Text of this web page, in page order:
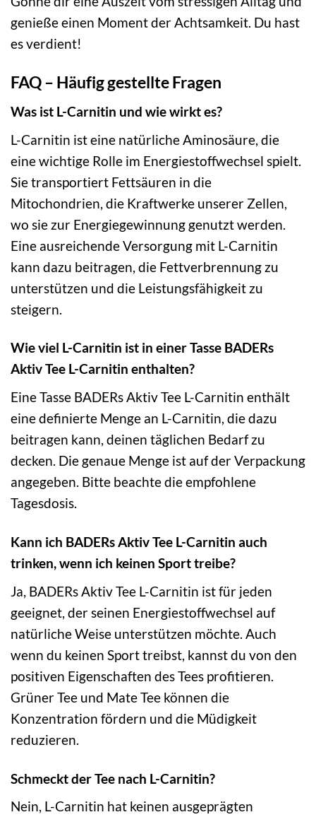
genieße einen Moment der Achtsamkeit. Du hast
es verdient!
FAQ – Häufig gestellte Fragen
Was ist L-Carnitin und wie wirkt es?
L-Carnitin ist eine natürliche Aminosäure, die
eine wichtige Rolle im Energiestoffwechsel spielt.
Sie transportiert Fettsäuren in die
Mitochondrien, die Kraftwerke unserer Zellen,
wo sie zur Energiegewinnung genutzt werden.
Eine ausreichende Versorgung mit L-Carnitin
kann dazu beitragen, die Fettverbrennung zu
unterstützen und die Leistungsfähigkeit zu
steigern.
Wie viel L-Carnitin ist in einer Tasse BADERs
Aktiv Tee L-Carnitin enthalten?
Eine Tasse BADERs Aktiv Tee L-Carnitin enthält
eine definierte Menge an L-Carnitin, die dazu
beitragen kann, deinen täglichen Bedarf zu
decken. Die genaue Menge ist auf der Verpackung
angegeben. Bitte beachte die empfohlene
Tagesdosis.
Kann ich BADERs Aktiv Tee L-Carnitin auch
trinken, wenn ich keinen Sport treibe?
Ja, BADERs Aktiv Tee L-Carnitin ist für jeden
geeignet, der seinen Energiestoffwechsel auf
natürliche Weise unterstützen möchte. Auch
wenn du keinen Sport treibst, kannst du von den
positiven Eigenschaften des Tees profitieren.
Grüner Tee und Mate Tee können die
Konzentration fördern und die Müdigkeit
reduzieren.
Schmeckt der Tee nach L-Carnitin?
Nein, L-Carnitin hat keinen ausgeprägten